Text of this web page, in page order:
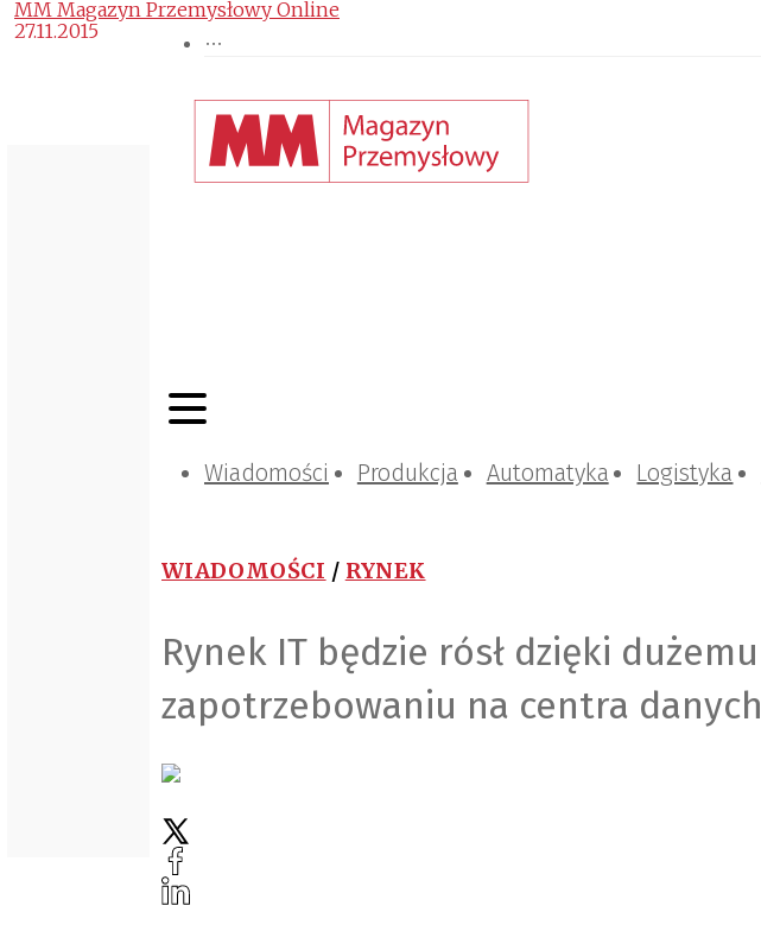
Wiadomości Produkcja Automatyka Logistyka
WIADOMOŚCI / RYNEK
Rynek IT będzie rósł dzięki dużemu
zapotrzebowaniu na centra danych
MM Magazyn Przemysłowy Online
27.11.2015